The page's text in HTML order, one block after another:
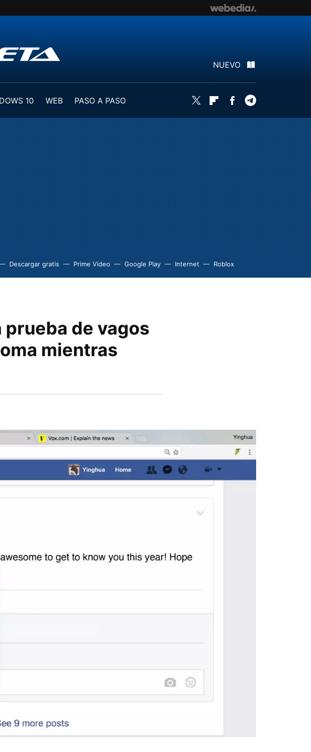
NUEVO
10 WEB
PASO A PASO
Twitter FlipboardFacebook
Descargar gratis Prime Video Google Play Internet Roblox
de vagos
mientras